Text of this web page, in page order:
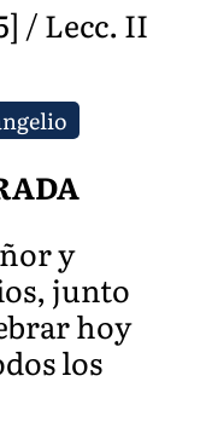
/ Lecc. II
y
junto
hoy
los